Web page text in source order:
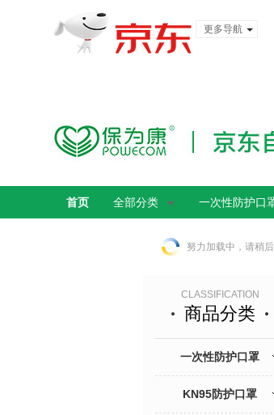
更多导航
首页 全部分类 一次性防护口
努力加载中，请稍
CLASSIFICATION
商品分类
一次性防护口罩
KN95防护口罩